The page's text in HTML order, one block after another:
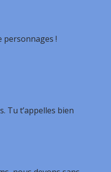
personnages !
Tu t’appelles bien